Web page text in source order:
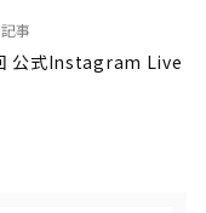
事
公式Instagram Live